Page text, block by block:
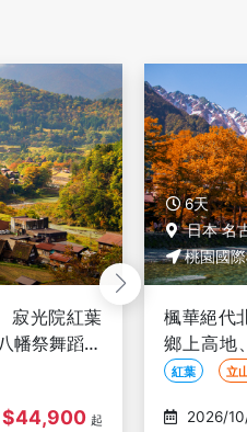
部、神之故
村、高山老
$46,900 起
6天
日本 名
桃園國
北陸立山
俗村、吉
園、螃蟹
黑部峽谷小
2026/